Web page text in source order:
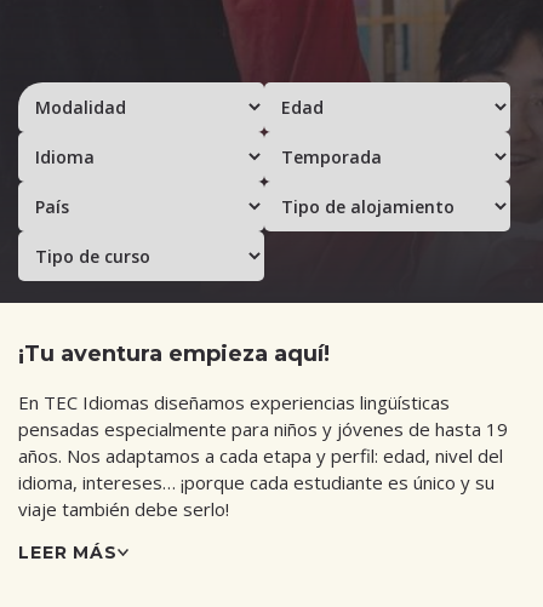
¡Tu aventura empieza aquí!
En TEC Idiomas diseñamos experiencias lingüísticas
pensadas especialmente para niños y jóvenes de hasta 19
años. Nos adaptamos a cada etapa y perfil: edad, nivel del
idioma, intereses… ¡porque cada estudiante es único y su
viaje también debe serlo!
LEER MÁS